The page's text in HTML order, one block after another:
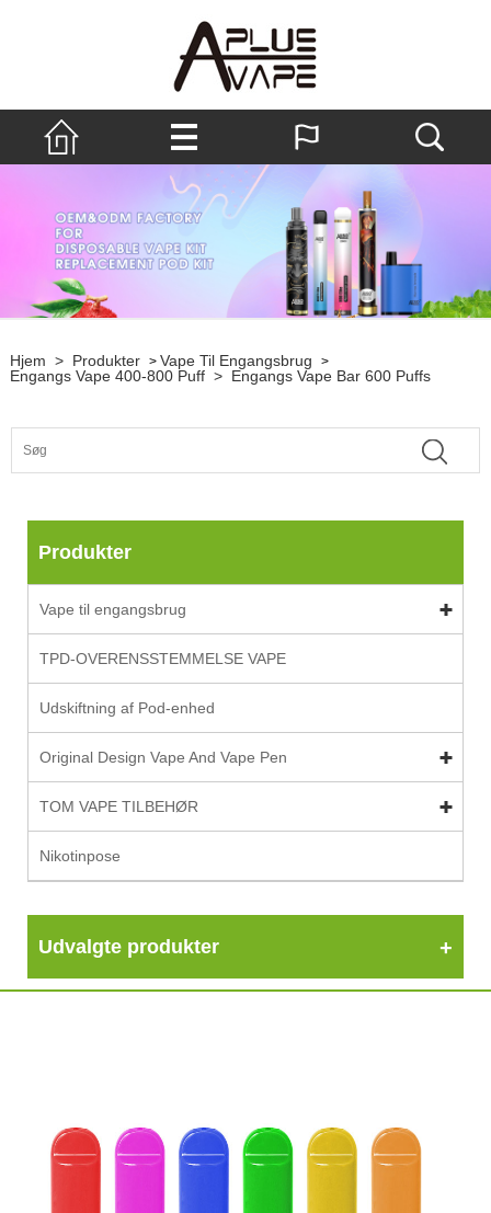
Hjem > Produkter > Vape Til Engangsbrug >
Engangs Vape 400-800 Puff > Engangs Vape Bar 600 Puffs
Produkter
Vape til engangsbrug
TPD-OVERENSSTEMMELSE VAPE
Udskiftning af Pod-enhed
Original Design Vape And Vape Pen
TOM VAPE TILBEHØR
Nikotinpose
Udvalgte produkter